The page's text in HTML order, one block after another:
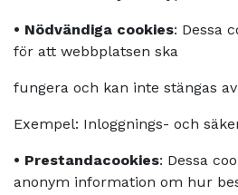
• Nödvändiga cookies: Dessa
för att webbplatsen ska
fungera och kan inte stängas
Exempel: Inloggnings- och
• Prestandacookies: Dessa
anonym information om hur